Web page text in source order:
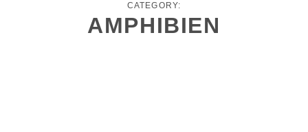
CATEGORY:
AMPHIBIEN